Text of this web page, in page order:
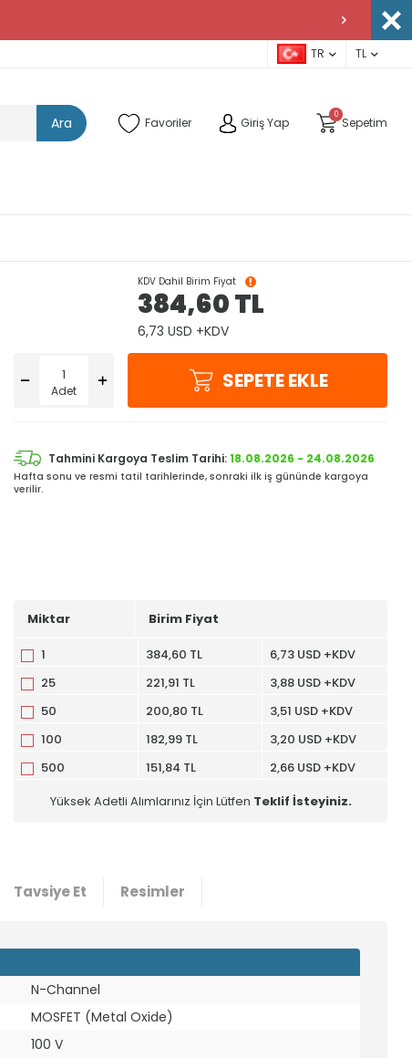
TR TL
Ara Favoriler Giriş Yap
0
Sepetim
KDV Dahil Birim Fiyat
384,60TL
6,73 USD +KDV
Adet SEPETE EKLE
Tahmini Kargoya Teslim Tarihi:18.08.2026 - 24.08.2026
Hafta sonu ve resmi tatil tarihlerinde, sonraki ilk iş gününde kargoya
verilir.
Miktar Birim Fiyat
1 384,60 TL
6,73 USD +KDV
25
221,91 TL
3,88 USD +KDV
50
200,80 TL
3,51 USD +KDV
100
182,99 TL
3,20 USD +KDV
500
151,84 TL
2,66 USD +KDV
Yüksek Adetli Alımlarınız İçin Lütfen Teklif İsteyiniz.
Tavsiye Et Resimler
N-Channel
MOSFET (Metal Oxide)
100 V